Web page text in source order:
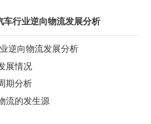
车行业逆向物流发展分析
逆向物流发展分析
展情况
期分析
流的发生源